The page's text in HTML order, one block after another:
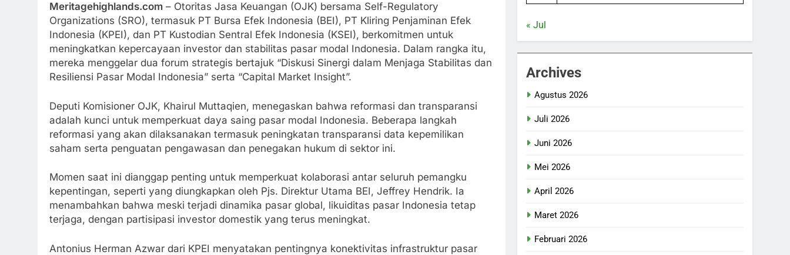
Meritagehighlands.com – Otoritas Jasa Keuangan (OJK) bersama Self-Regulatory
Organizations (SRO), termasuk PT Bursa Efek Indonesia (BEI), PT Kliring Penjaminan Efek
Indonesia (KPEI), dan PT Kustodian Sentral Efek Indonesia (KSEI), berkomitmen untuk
meningkatkan kepercayaan investor dan stabilitas pasar modal Indonesia. Dalam rangka itu,
mereka menggelar dua forum strategis bertajuk “Diskusi Sinergi dalam Menjaga Stabilitas dan
Resiliensi Pasar Modal Indonesia” serta “Capital Market Insight”.
Deputi Komisioner OJK, Khairul Muttaqien, menegaskan bahwa reformasi dan transparansi
adalah kunci untuk memperkuat daya saing pasar modal Indonesia. Beberapa langkah
reformasi yang akan dilaksanakan termasuk peningkatan transparansi data kepemilikan
saham serta penguatan pengawasan dan penegakan hukum di sektor ini.
Momen saat ini dianggap penting untuk memperkuat kolaborasi antar seluruh pemangku
kepentingan, seperti yang diungkapkan oleh Pjs. Direktur Utama BEI, Jeffrey Hendrik. Ia
menambahkan bahwa meski terjadi dinamika pasar global, likuiditas pasar Indonesia tetap
terjaga, dengan partisipasi investor domestik yang terus meningkat.
Antonius Herman Azwar dari KPEI menyatakan pentingnya konektivitas infrastruktur pasar
« Jul
Archives
Agustus 2026
Juli 2026
Juni 2026
Mei 2026
April 2026
Maret 2026
Februari 2026